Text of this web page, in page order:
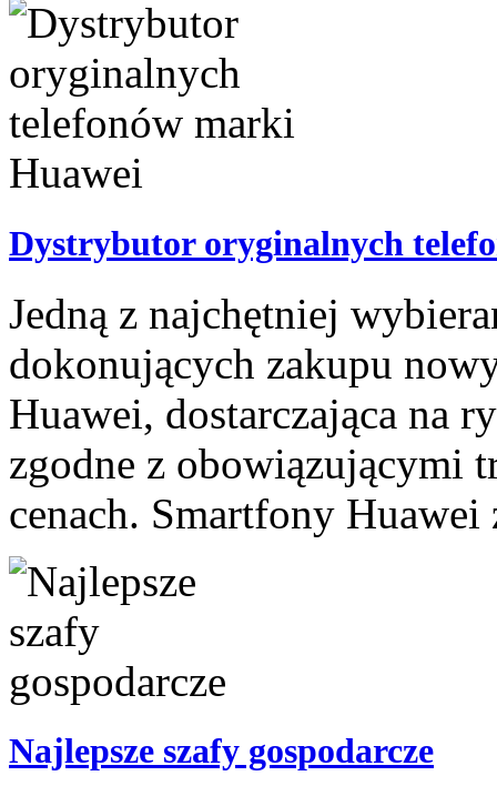
Dystrybutor oryginalnych
Jedną z najchętniej
dokonujących zakupu
Huawei, dostarczająca na
zgodne z obowiązującymi
cenach. Smartfony Huawei
Najlepsze szafy gospodarcze